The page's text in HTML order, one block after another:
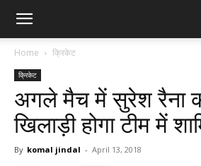
Home क्रिकेट
क्रिकेट
अगले मैच में सुरेश रैना
खिलाड़ी होगा टीम में
By komal jindal - April 13, 2018